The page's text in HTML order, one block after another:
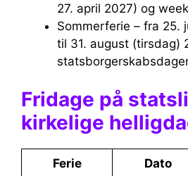
27. april 2027) og
Sommerferie – fra 25. juni (fredag) 2027
til 31. august (tirsdag)
Fridage på
kirkelige
Ferie Dato